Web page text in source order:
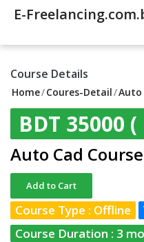
E-
Course Details
Home/Coures-Detail/Auto
BDT 35000 (
Auto Cad Course
Add to Cart
Course Type : Offline
Course Duration : 3